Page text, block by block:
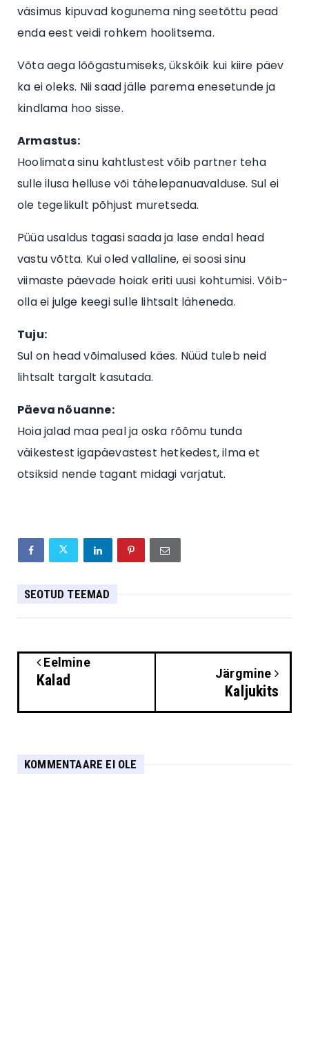
väsimus kipuvad kogunema ning seetõttu pead
enda eest veidi rohkem hoolitsema.
Võta aega lõõgastumiseks, ükskõik kui kiire päev
ka ei oleks. Nii saad jälle parema enesetunde ja
kindlama hoo sisse.
Armastus:
Hoolimata sinu kahtlustest võib partner teha
sulle ilusa helluse või tähelepanuavalduse. Sul ei
ole tegelikult põhjust muretseda.
Püüa usaldus tagasi saada ja lase endal head
vastu võtta. Kui oled vallaline, ei soosi sinu
viimaste päevade hoiak eriti uusi kohtumisi. Võib-
olla ei julge keegi sulle lihtsalt läheneda.
Tuju:
Sul on head võimalused käes. Nüüd tuleb neid
lihtsalt targalt kasutada.
Päeva nõuanne:
Hoia jalad maa peal ja oska rõõmu tunda
väikestest igapäevastest hetkedest, ilma et
otsiksid nende tagant midagi varjatut.
SEOTUD TEEMAD
Eelmine
Kalad Järgmine
Kaljukits
KOMMENTAARE EI OLE